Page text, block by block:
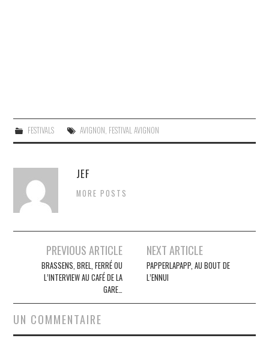
FESTIVALS AVIGNON, FESTIVAL AVIGNON
JEF
MORE POSTS
Navigation
articles
PREVIOUS ARTICLE
BRASSENS, BREL, FERRÉ OU
L’INTERVIEW AU CAFÉ DE LA
GARE…
NEXT ARTICLE
PAPPERLAPAPP, AU BOUT DE
L’ENNUI
UN COMMENTAIRE